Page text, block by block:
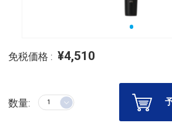
免税価格 : ¥4,510
数量: